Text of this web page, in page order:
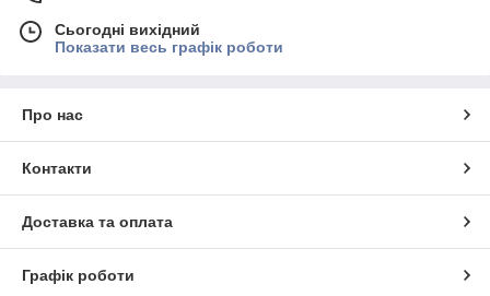
Сьогодні вихідний
Показати весь графік роботи
Про нас
Контакти
Доставка та оплата
Графік роботи